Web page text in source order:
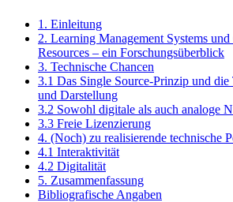
1. Einleitung
2. Learning Management Systems
Resources – ein Forschungsüberblick
3. Technische Chancen
3.1 Das Single Source-Prinzip und
und Darstellung
3.2 Sowohl digitale als auch analoge
3.3 Freie Lizenzierung
4. (Noch) zu realisierende technische
4.1 Interaktivität
4.2 Digitalität
5. Zusammenfassung
Bibliografische Angaben